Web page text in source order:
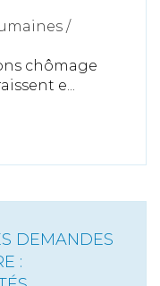
/
chômage
e...
DEMANDES
: